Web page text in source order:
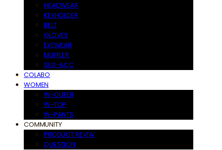
HEADWEAR
KEYHOLDER
BELT
GLOVES
EYEWEAR
MUFFLER
SUS-ACC
COLABO
WOMEN
W-OUTER
W-TOP
W-PANTS
COMMUNITY
PRODUCT REVIW
QUESTION